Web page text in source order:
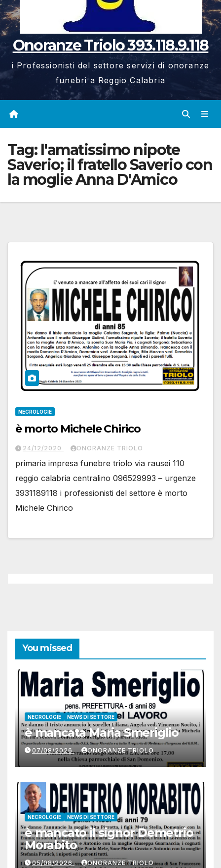
Onoranze Triolo 393.118.9.118
i Professionisti del settore servizi di onoranze
funebri a Reggio Calabria
Tag: l'amatissimo nipote
Saverio; il fratello Saverio con
la moglie Anna D'Amico
NECROLOGIE
è morto Michele Chirico
24/12/2020 ONORANZE TRIOLO
primaria impresa funebre triolo via rausei 110
reggio calabria centralino 096529993 – urgenze
3931189118 i professionisti del settore è morto
Michele Chirico
You missed
NECROLOGIE NEWS DI SETTORE
è mancata Maria Smeriglio
07/08/2026 ONORANZE TRIOLO
NECROLOGIE NEWS DI SETTORE
è mancato il signor Demetrio
Morabito
05/08/2026 ONORANZE TRIOLO